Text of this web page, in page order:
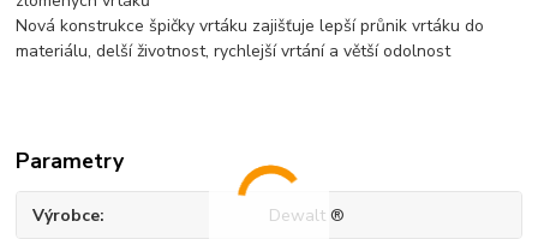
Nová konstrukce špičky vrtáku zajišťuje lepší průnik vrtáku do
materiálu, delší životnost, rychlejší vrtání a větší odolnost
Parametry
Výrobce Dewalt ®